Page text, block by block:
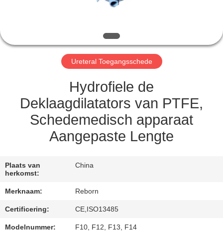
VERZOEK
CITAAT
SITEMAP
PRIVACY
POLICY
Ureteral Toegangsschede
Hydrofiele de
Deklaagdilatators van PTFE,
Schedemedisch apparaat
Aangepaste Lengte
Plaats van
herkomst:
China
Merknaam: Reborn
Certificering: CE,ISO13485
Modelnummer: F10, F12, F13, F14